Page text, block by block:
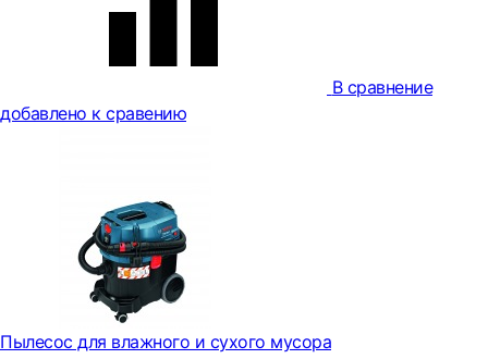
В сравнение
добавлено к сравению
Пылесос для влажного и сухого мусора